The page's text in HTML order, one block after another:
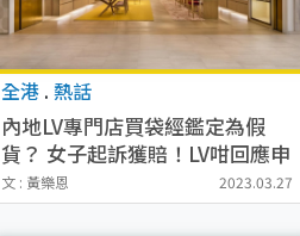
全港 .熱話
內地LV專門店買袋經鑑定為假
貨？ 女子起訴獲賠！LV咁回應申
請再審
文 : 黃樂恩 2023.03.27